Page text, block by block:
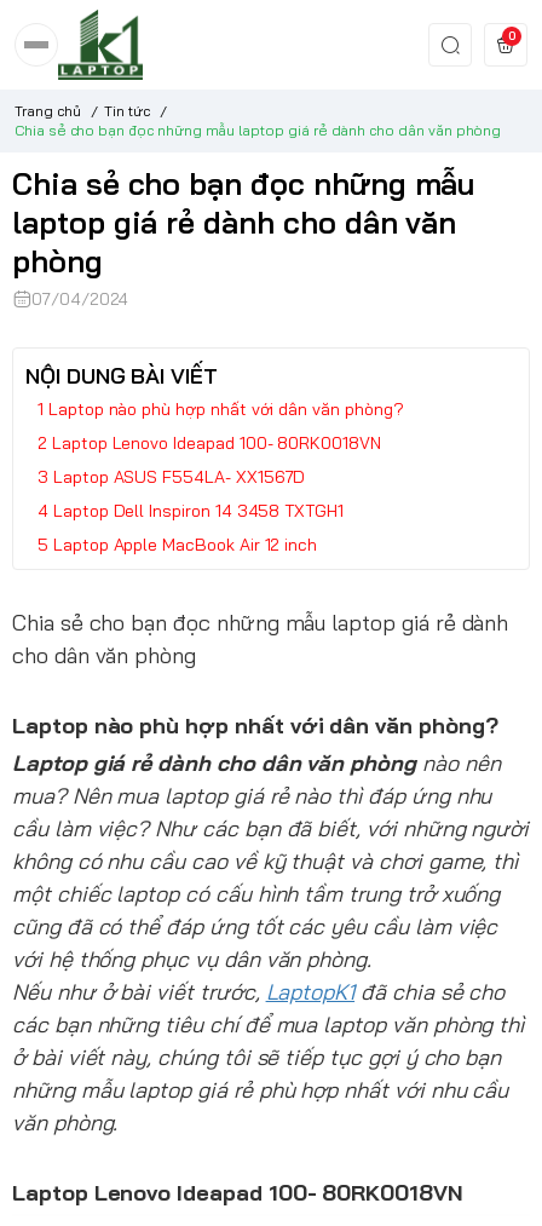
0
Trang chủ / Tin tức
/
Chia sẻ cho bạn đọc những mẫu laptop giá rẻ dành cho dân văn phòng
Chia sẻ cho bạn đọc những mẫu
laptop giá rẻ dành cho dân văn
phòng
07/04/2024
NỘI DUNG BÀI VIẾT
Laptop nào phù hợp nhất với dân văn phòng?
Laptop Lenovo Ideapad 100- 80RK0018VN
Laptop ASUS F554LA- XX1567D
Laptop Dell Inspiron 14 3458 TXTGH1
Laptop Apple MacBook Air 12 inch
Chia sẻ cho bạn đọc những mẫu laptop giá rẻ dành
cho dân văn phòng
Laptop nào phù hợp nhất với dân văn phòng?
Laptop giá rẻ dành cho dân văn phòngnào nên
mua? Nên mua laptop giá rẻ nào thì đáp ứng nhu
cầu làm việc? Như các bạn đã biết, với những người
không có nhu cầu cao về kỹ thuật và chơi game, thì
một chiếc laptop có cấu hình tầm trung trở xuống
cũng đã có thể đáp ứng tốt các yêu cầu làm việc
với hệ thống phục vụ dân văn phòng.
Nếu như ở bài viết trước, LaptopK1đã chia sẻ cho
các bạn những tiêu chí để mua laptop văn phòng thì
ở bài viết này, chúng tôi sẽ tiếp tục gợi ý cho bạn
những mẫu laptop giá rẻ phù hợp nhất với nhu cầu
văn phòng.
Laptop Lenovo Ideapad 100- 80RK0018VN